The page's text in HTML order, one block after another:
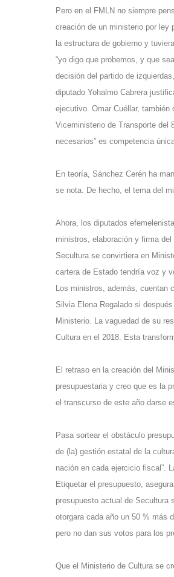
Pero en el FMLN no siempre
creación de un ministerio por ley
la estructura de gobierno y
“yo digo que probemos, y que
decisión del partido de
diputado Yohalmo Cabrera
ejecutivo. Omar Cuéllar, también
Viceministerio de Transporte del
necesarios” es competencia
En teoría, Sánchez Cerén ha
se nota. De hecho, el tema del
Ahora, los diputados
ministros, elaboración y firma
Secultura se convirtiera en
cartera de Estado tendría voz y
Los ministros, además, cuentan
Silvia Elena Regalado si
Ministerio. La vaguedad de su
Cultura en el 2018. Esta
El retraso en la creación del
presupuestaria y creo que es la
el transcurso de este año darse
Pasa sortear el obstáculo
de (la) gestión estatal de la
nación en cada ejercicio fiscal”.
Etiquetar el presupuesto,
presupuesto actual de Secultura
otorgara cada año un 50 % más
pero no dan sus votos para los
Que el Ministerio de Cultura se